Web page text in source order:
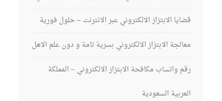
قضايا الابتزاز الالكتروني عبر الانترنت – حلول فورية
معالجة الابتزاز الالكتروني بسرية تامة و دون علم الاهل
رقم واتساب مكافحة الابتزاز الالكتروني – المملكة
العربية السعودية